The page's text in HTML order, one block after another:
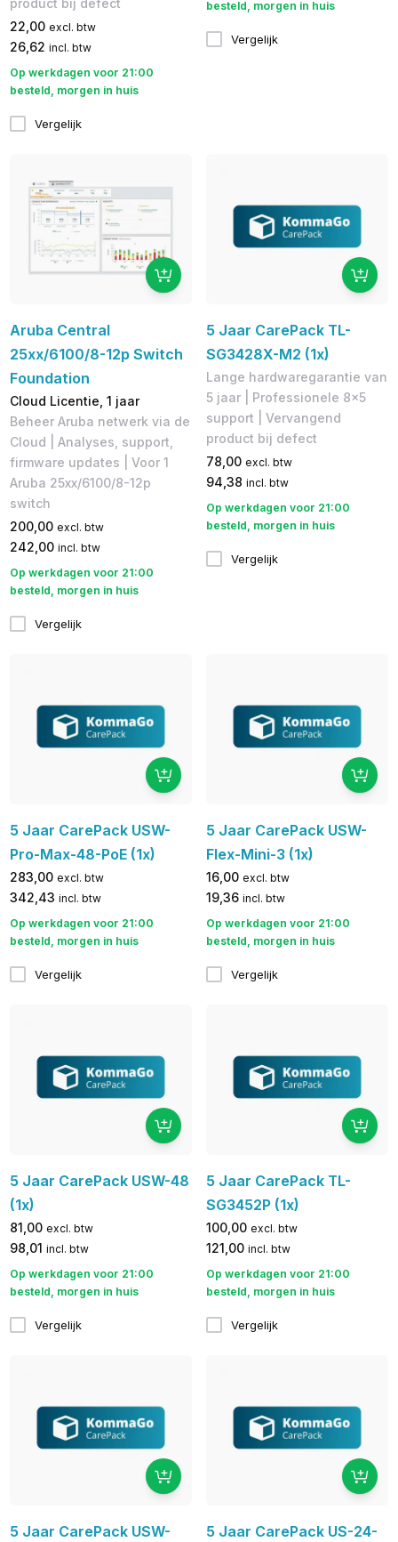
product bij defect
22,00 excl. btw
26,62 incl. btw
Op werkdagen voor 21:00
besteld, morgen in huis
Vergelijk
besteld, morgen in huis
Vergelijk
Aruba Central
25xx/6100/8-12p Switch
Foundation
Cloud Licentie, 1 jaar
Beheer Aruba netwerk via de
Cloud | Analyses, support,
firmware updates | Voor 1
Aruba 25xx/6100/8-12p
switch
200,00 excl. btw
242,00 incl. btw
Op werkdagen voor 21:00
besteld, morgen in huis
Vergelijk
5 Jaar CarePack TL-
SG3428X-M2 (1x)
Lange hardwaregarantie van
5 jaar | Professionele 8x5
support | Vervangend
product bij defect
78,00 excl. btw
94,38 incl. btw
Op werkdagen voor 21:00
besteld, morgen in huis
Vergelijk
5 Jaar CarePack USW-
Pro-Max-48-PoE (1x)
283,00 excl. btw
342,43 incl. btw
Op werkdagen voor 21:00
besteld, morgen in huis
Vergelijk
5 Jaar CarePack USW-
Flex-Mini-3 (1x)
16,00 excl. btw
19,36 incl. btw
Op werkdagen voor 21:00
besteld, morgen in huis
Vergelijk
5 Jaar CarePack USW-48
(1x)
81,00 excl. btw
98,01 incl. btw
Op werkdagen voor 21:00
besteld, morgen in huis
Vergelijk
5 Jaar CarePack TL-
SG3452P (1x)
100,00 excl. btw
121,00 incl. btw
Op werkdagen voor 21:00
besteld, morgen in huis
Vergelijk
5 Jaar CarePack USW-
5 Jaar CarePack US-24-